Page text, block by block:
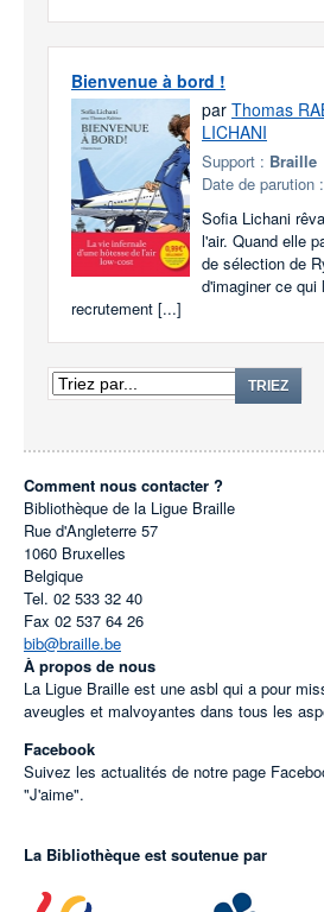
Bienvenue à bord !
par Thomas
LICHANI
Support : Braille
Date de parution :
Sofia Lichani
l'air. Quand elle
de sélection de
d'imaginer ce qui
recrutement [...]
TRIEZ
Comment nous contacter ?
Bibliothèque de la Ligue Braille
Rue d'Angleterre 57
1060 Bruxelles
Belgique
Tel. 02 533 32 40
Fax 02 537 64 26
bib@braille.be
À propos de nous
La Ligue Braille est une asbl qui a pour
aveugles et malvoyantes dans tous les
Facebook
Suivez les actualités de notre page
"J'aime".
La Bibliothèque est soutenue par